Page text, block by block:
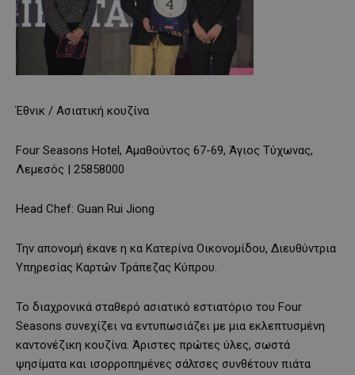
Έθνικ / Ασιατική κουζίνα
Four Seasons Hotel, Αμαθούντος 67-69, Άγιος Τύχωνας,
Λεμεσός | 25858000
Head Chef: Guan Rui Jiong
Την απονομή έκανε η κα Κατερίνα Οικονομίδου, Διευθύντρια
Υπηρεσίας Καρτών Τράπεζας Κύπρου.
Το διαχρονικά σταθερό ασιατικό εστιατόριο του Four
Seasons συνεχίζει να εντυπωσιάζει με μια εκλεπτυσμένη
καντονέζικη κουζίνα. Άριστες πρώτες ύλες, σωστά
ψησίματα και ισορροπημένες σάλτσες συνθέτουν πιάτα